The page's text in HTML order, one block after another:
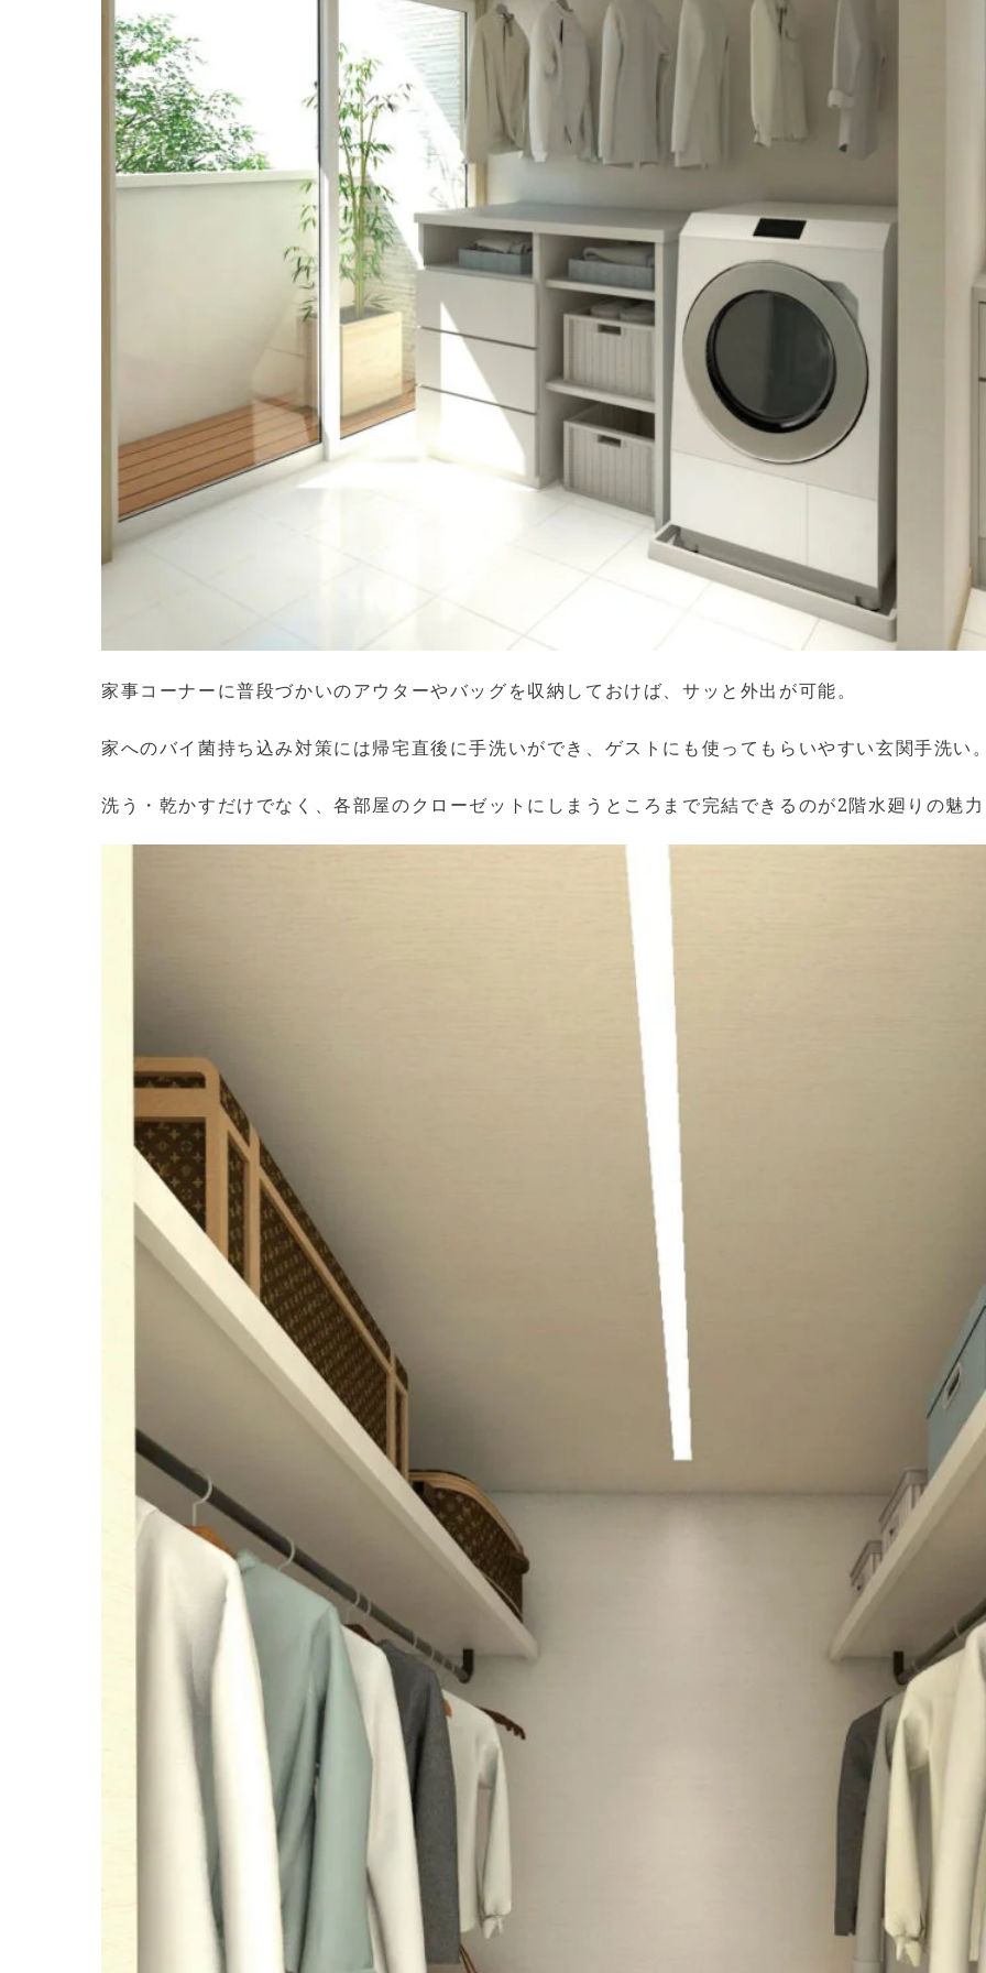
家事コーナーに普段づかいのアウターやバッグを収納しておけば、サッと外出が可能。
家へのバイ菌持ち込み対策には帰宅直後に手洗いができ、ゲストにも使ってもらいやすい玄関手洗い
洗う・乾かすだけでなく、各部屋のクローゼットにしまうところまで完結できるのが2階水廻りの魅